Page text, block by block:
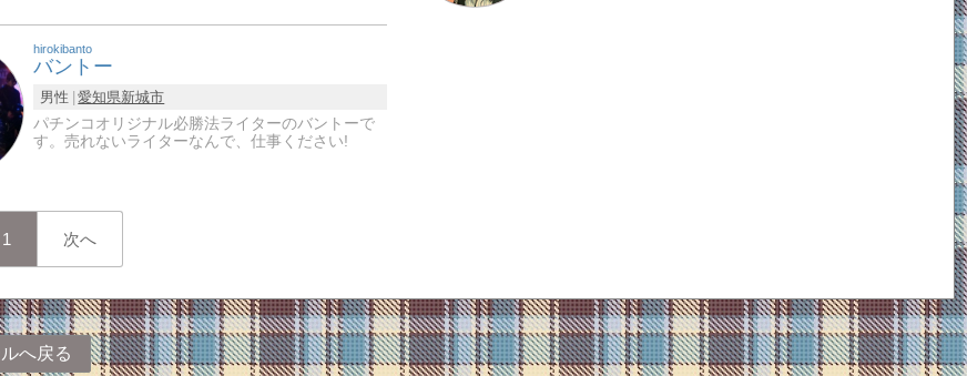
hirokibanto
バントー
男性 愛知県新城市
パチンコオリジナル必勝法ライターのバントーで
す。売れないライターなんで、仕事ください!
1 次へ
へ戻る